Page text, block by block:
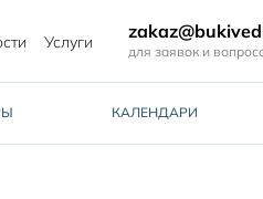
Услуги для заявок и
КАЛЕНДАРИ